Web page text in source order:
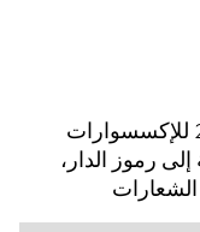
تُضفي مجموعة ما قبل الخريف 2025 للإكسسوارات
رموز الدار،
الشعارات
بجاكارد